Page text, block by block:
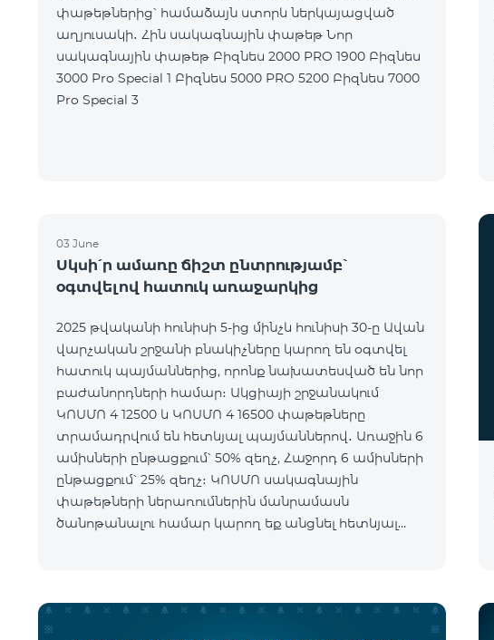
փաթեթներից՝ համաձայն ստորև ներկայացված
աղյուսակի․ Հին սակագնային փաթեթ Նոր
սակագնային փաթեթ Բիզնես 2000 PRO 1900 Բիզնես
3000 Pro Special 1 Բիզնես 5000 PRO 5200 Բիզնես 7000
Pro Special 3
03 June
Սկսի՛ր ամառը ճիշտ ընտրությամբ՝
օգտվելով հատուկ առաջարկից
2025 թվականի հունիսի 5-ից մինչև հունիսի 30-ը Ավան
վարչական շրջանի բնակիչները կարող են օգտվել
հատուկ պայմաններից, որոնք նախատեսված են նոր
բաժանորդների համար։ Ակցիայի շրջանակում
ԿՈՍՄՈ 4 12500 և ԿՈՍՄՈ 4 16500 փաթեթները
տրամադրվում են հետևյալ պայմաններով․ Առաջին 6
ամիսների ընթացքում՝ 50% զեղչ, Հաջորդ 6 ամիսների
ընթացքում՝ 25% զեղչ։ ԿՈՍՄՈ սակագնային
փաթեթների ներառումներին մանրամասն
ծանոթանալու համար կարող եք անցնել հետևյալ